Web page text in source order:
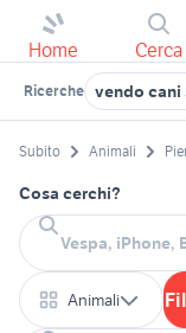
Home Cerca
Ricerche vendo cani
Subito Animali
Cosa cerchi?
Animali